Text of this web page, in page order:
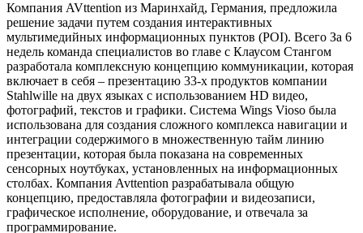
Компания AVttention из Маринхайд, Германия, предложила
решение задачи путем создания интерактивных
мультимедийных информационных пунктов (POI). Всего За 6
недель команда специалистов во главе с Клаусом Стангом
разработала комплексную концепцию коммуникации, которая
включает в себя – презентацию 33-х продуктов компании
Stahlwille на двух языках с использованием HD видео,
фотографий, текстов и графики. Система Wings Vioso была
использована для создания сложного комплекса навигации и
интеграции содержимого в множественную тайм линию
презентации, которая была показана на современных
сенсорных ноутбуках, установленных на информационных
столбах. Компания Avttention разрабатывала общую
концепцию, предоставляла фотографии и видеозаписи,
графическое исполнение, оборудование, и отвечала за
программирование.